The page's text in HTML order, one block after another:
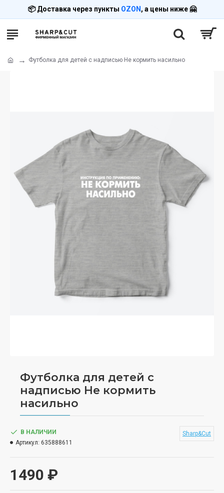
📦 Доставка через пункты OZON , а цены ниже 🤗
Футболка для детей с надписью Не кормить насильно
Футболка для детей с
надписью Не кормить
насильно
1490 ₽
В НАЛИЧИИ
Артикул: 635888611
Sharp&Cut